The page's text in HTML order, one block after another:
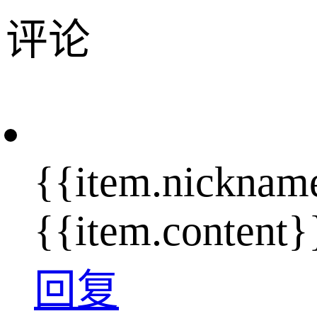
评论
回复